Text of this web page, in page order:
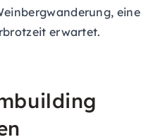
eine
erwartet.